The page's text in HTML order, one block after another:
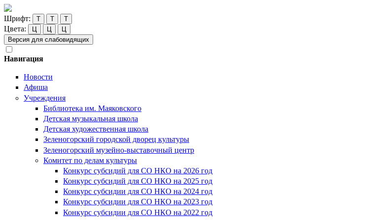
Шрифт: Т Т Т
Цвета: Ц Ц
Ц
Версия для слабовидящих
Навигация
Новости
Афиша
Учреждения
Библиотека им. Маяковского
Детская музыкальная школа
Детская художественная школа
Зеленогорский городской дворец культуры
Зеленогорский музейно-выставочный центр
Комитет по делам культуры
Конкурс субсидий для СО НКО на 2026 год
Конкурс субсидий для СО НКО на 2025 год
Конкурс субсидии для СО НКО на 2024 год
Конкурс субсидии для СО НКО на 2023 год
Конкурс субсидии для СО НКО на 2022 год